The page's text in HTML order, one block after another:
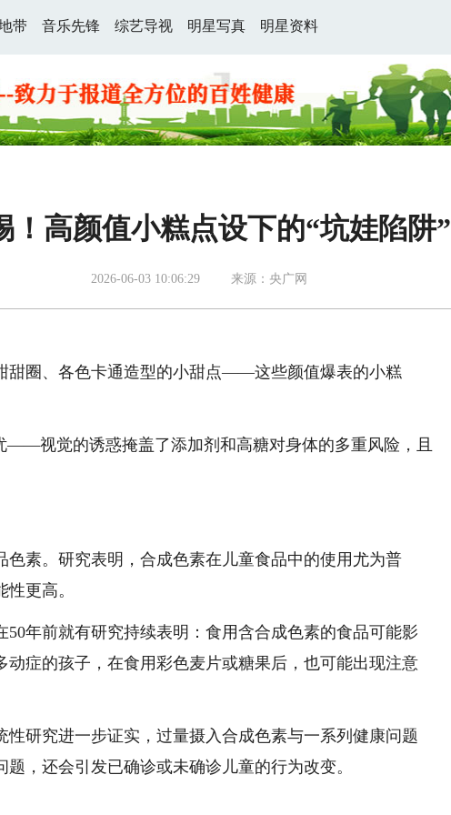
带 音乐先锋 综艺导视 明星写真 明星资料
！高颜值小糕点设下的“坑娃陷阱”
2026-06-03 10:06:29 来源：央广网
甜圈、各色卡通造型的小甜点——这些颜值爆表的小糕
——视觉的诱惑掩盖了添加剂和高糖对身体的多重风险，且
素。研究表明，合成色素在儿童食品中的使用尤为普
更高。
年前就有研究持续表明：食用含合成色素的食品可能影
症的孩子，在食用彩色麦片或糖果后，也可能出现注意
研究进一步证实，过量摄入合成色素与一系列健康问题
，还会引发已确诊或未确诊儿童的行为改变。